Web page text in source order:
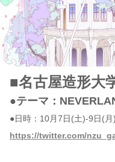
■名古屋造形大
●テーマ：
●日時：10月7日(土)-9日(月)
https://twitter.com/